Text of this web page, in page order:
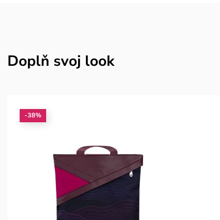
Doplň svoj look
-38%